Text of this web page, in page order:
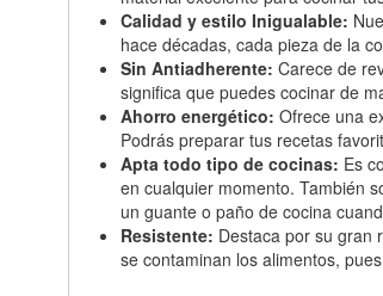
Calidad y estilo Inigualable:
hace décadas, cada pieza de la
Sin Antiadherente: Carece de
significa que puedes cocinar de
Ahorro energético: Ofrece una
Podrás preparar tus recetas
Apta todo tipo de cocinas: Es
en cualquier momento. También
un guante o paño de cocina
Resistente: Destaca por su gran
se contaminan los alimentos,